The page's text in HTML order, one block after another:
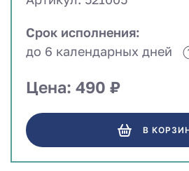
Срок исполнения:
до 6 календарных дней
Цена: 490 ₽
В